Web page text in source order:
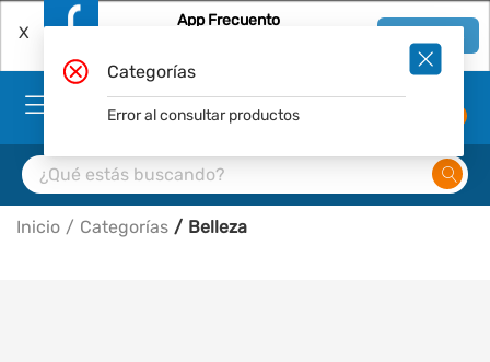
X
App Frecuento
Inicio Categorías Belleza
Categorías
Error al consultar productos